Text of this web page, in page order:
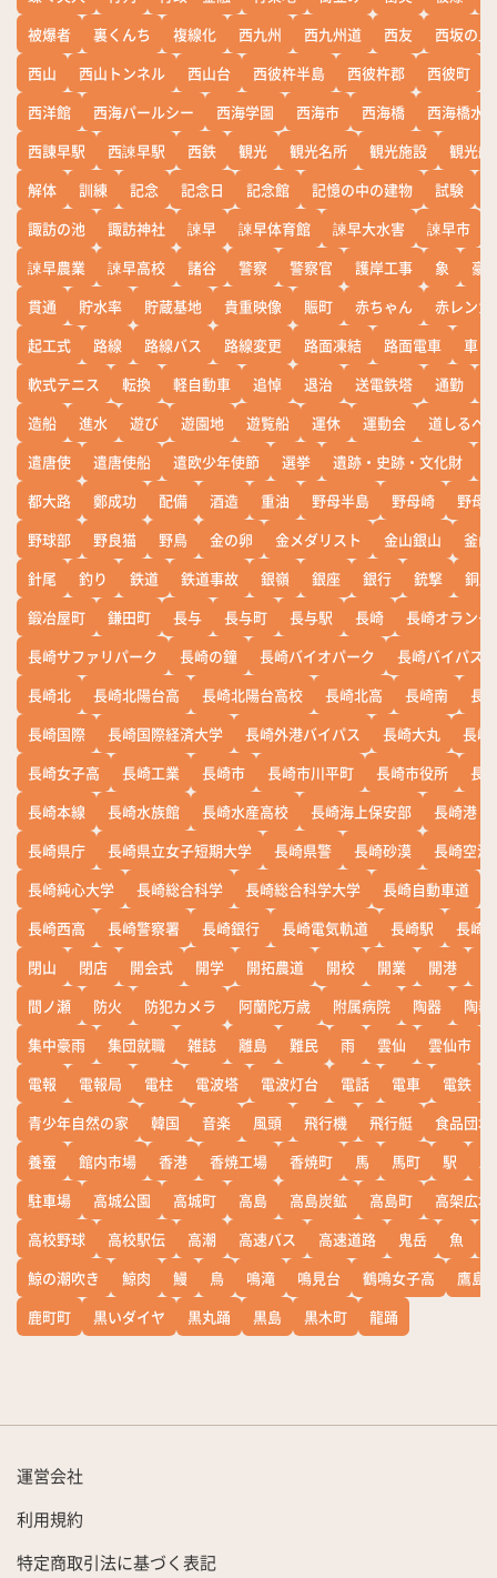
被爆者
裏くんち 複線化 西九州 西九州道 西友
西坂の丘
西山
西山トンネル 西山台 西彼杵半島 西彼杵郡 西彼町
西洋館
西海パールシー 西海学園 西海市 西海橋
西海橋水
西諌早駅
西諫早駅 西鉄 観光 観光名所 観光施設
観光船
解体
訓練 記念 記念日 記念館 記憶の中の建物 試験
諏訪の池
諏訪神社 諫早 諫早体育館 諫早大水害 諫早市
諫早農業
諫早高校 諸谷 警察 警察官 護岸工事 象
豪
貫通
貯水率 貯蔵基地 貴重映像 賑町 赤ちゃん
赤レンガ
起工式
路線 路線バス 路線変更 路面凍結 路面電車
車
軟式テニス
転換 軽自動車 追悼 退治 送電鉄塔 通勤
造船
進水 遊び 遊園地 遊覧船 運休 運動会
道しるべ
遣唐使
遣唐使船 遣欧少年使節 選挙 遺跡・史跡・文化財
都大路
鄭成功 配備 酒造 重油 野母半島 野母崎
野母
野球部
野良猫 野鳥 金の卵 金メダリスト 金山銀山
釜山
針尾
釣り 鉄道 鉄道事故 銀嶺 銀座 銀行 銃撃
銅座
鍛冶屋町
鎌田町 長与 長与町 長与駅 長崎
長崎オランダ
長崎サファリパーク
長崎の鐘 長崎バイオパーク
長崎バイパス
長崎北
長崎北陽台高 長崎北陽台高校 長崎北高 長崎南
長
長崎国際
長崎国際経済大学 長崎外港バイパス 長崎大丸
長崎
長崎女子高
長崎工業 長崎市 長崎市川平町 長崎市役所
長
長崎本線
長崎水族館 長崎水産高校 長崎海上保安部
長崎港
長崎県庁
長崎県立女子短期大学 長崎県警 長崎砂漠
長崎空港
長崎純心大学
長崎総合科学 長崎総合科学大学 長崎自動車道
長崎西高
長崎警察署 長崎銀行 長崎電気軌道 長崎駅
長崎
閉山
閉店 開会式 開学 開拓農道 開校 開業 開港
間ノ瀬
防火 防犯カメラ 阿蘭陀万歳 附属病院 陶器
陶器
集中豪雨
集団就職 雑誌 離島 難民 雨 雲仙 雲仙市
電報
電報局 電柱 電波塔 電波灯台 電話 電車 電鉄
青少年自然の家
韓国 音楽 風頭 飛行機 飛行艇
食品団地
養蚕
館内市場 香港 香焼工場 香焼町 馬 馬町 駅
駐車場
高城公園 高城町 高島 高島炭鉱 高島町
高架広場
高校野球
高校駅伝 高潮 高速バス 高速道路 鬼岳 魚
鯨の潮吹き
鯨肉 鰻 鳥 鳴滝 鳴見台 鶴鳴女子高
鷹島
鹿町町
黒いダイヤ 黒丸踊 黒島 黒木町 龍踊
運営会社
利用規約
特定商取引法に基づく表記